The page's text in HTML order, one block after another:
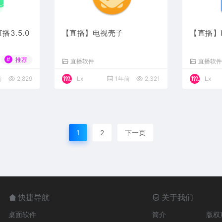
播3.5.0
# 推荐
2,829
【直播】电视壳子
直播软件
Lx 1年前 2,321
【直播
直播软件
Lx
1 2 下一页
快捷导航
桌面软件
关于我们
简介 版权